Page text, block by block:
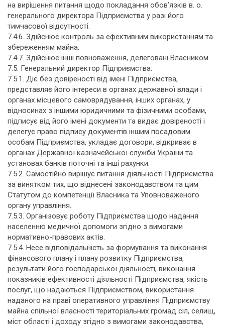
на вирішення питання щодо покладання обов’язків в. о.
генерального директора Підприємства у разі його
тимчасової відсутності.
7.4.6. Здійснює контроль за ефективним використанням та
збереженням майна.
7.4.7. Здійснює інші повноваження, делеговані Власником.
7.5. Генеральний директор Підприємства:
7.5.1. Діє без довіреності від імені Підприємства,
представляє його інтереси в органах державної влади і
органах місцевого самоврядування, інших органах, у
відносинах з іншими юридичними та фізичними особами,
підписує від його імені документи та видає довіреності і
делегує право підпису документів іншим посадовим
особам Підприємства, укладає договори, відкриває в
органах Державної казначейської служби України та
установах банків поточні та інші рахунки.
7.5.2. Самостійно вирішує питання діяльності Підприємства
за винятком тих, що віднесені законодавством та цим
Статутом до компетенції Власника та Уповноваженого
органу управління.
7.5.3. Організовує роботу Підприємства щодо надання
населенню медичної допомоги згідно з вимогами
нормативно-правових актів.
7.5.4. Несе відповідальність за формування та виконання
фінансового плану і плану розвитку Підприємства,
результати його господарської діяльності, виконання
показників ефективності діяльності Підприємства, якість
послуг, що надаються Підприємством, використання
наданого на праві оперативного управління Підприємству
майна спільної власності територіальних громад сіл, селищ,
міст області і доходу згідно з вимогами законодавства,